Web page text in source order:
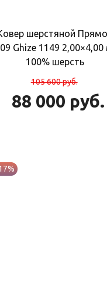
шерстяной
Ghize 1149 2,00×4,00
100% шерсть
105 600руб.
88 000 руб.